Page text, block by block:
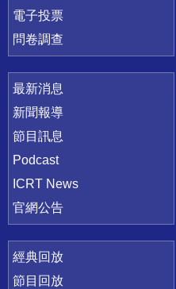
電子投票
問卷調查
最新消息
新聞報導
節目訊息
Podcast
ICRT News
官網公告
經典回放
節目回放